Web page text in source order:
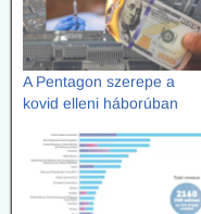
A Pentagon szerepe a
kovid elleni háborúban